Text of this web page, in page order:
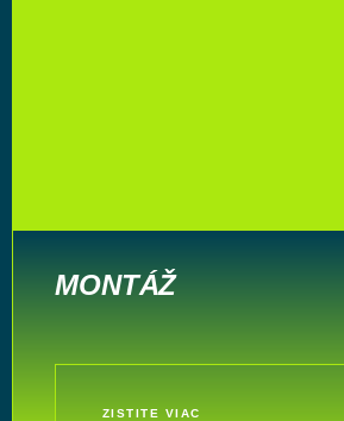
MONTÁŽ
ZISTITE VIAC